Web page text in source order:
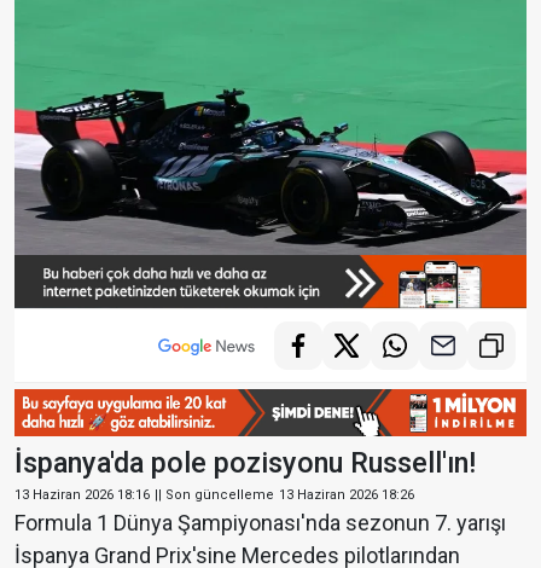
İspanya'da pole pozisyonu Russell'ın!
13 Haziran 2026 18:16 || Son güncelleme 13 Haziran 2026 18:26
Formula 1 Dünya Şampiyonası'nda sezonun 7. yarışı
İspanya Grand Prix'sine Mercedes pilotlarından